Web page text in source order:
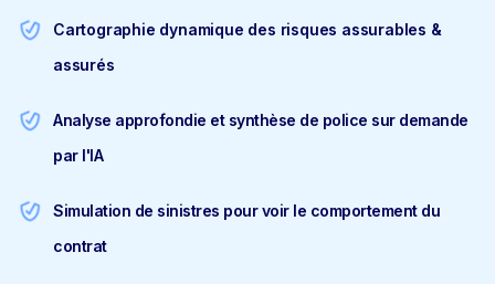
Cartographie dynamique des risques assurables &
assurés
Analyse approfondie et synthèse de police sur demande
par l'IA
Simulation de sinistres pour voir le comportement du
contrat